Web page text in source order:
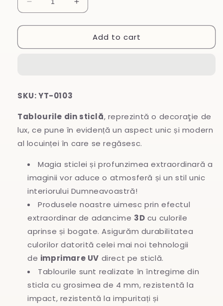
Decrease
quantity
for
din
Increase
quantity
for
Tablou
din
Add to cart
SKU: YT-0103
Tablourile din sticlă, reprezintă o decoraţie de
lux, ce pune în evidență un aspect unic și modern
al locuinței în care se regăsesc.
Magia sticlei și profunzimea extraordinară a
imaginii vor aduce o atmosferă și un stil unic
interiorului Dumneavoastră!
Produsele noastre uimesc prin efectul
extraordinar de adancime 3D cu culorile
aprinse și bogate. Asigurăm durabilitatea
culorilor datorită celei mai noi tehnologii
de imprimare UV direct pe sticlă.
Tablourile sunt realizate în întregimedin
sticla cu grosimea de 4 mm, rezistentă la
impact, rezistentă la impuritați și